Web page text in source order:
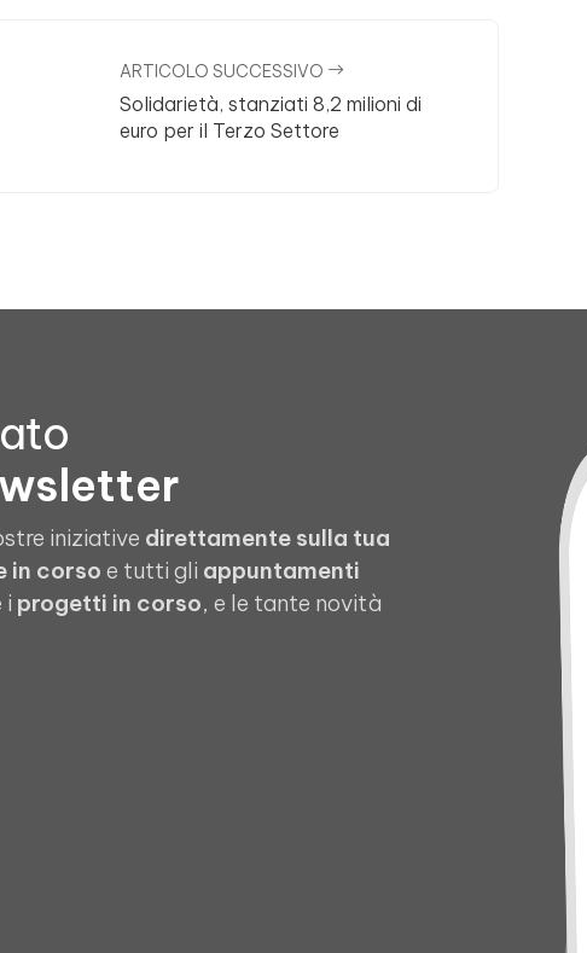
ARTICOLO SUCCESSIVO
Solidarietà, stanziati 8,2 milioni di
euro per il Terzo Settore
iniziative direttamente sulla tua
in corso e tutti gli appuntamenti
i progetti in corso, e le tante novità